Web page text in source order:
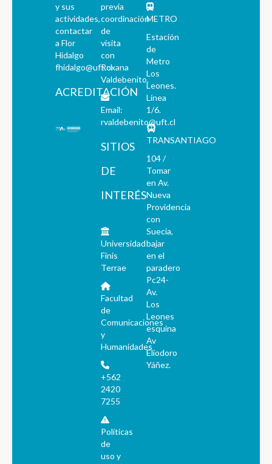
y sus
actividades,
contactar
a Flor
Hidalgo
fhidalgo@uft.cl
ACREDITACIÓN
previa
coordinación
de
visita
con
Roxana
Valdebenito.
Email:
rvaldebenito@uft.cl
SITIOS
DE
INTERÉS
Universidad
Finis
Terrae
Facultad
de
Comunicaciones
y
Humanidades
+562
2420
7255
Políticas
de
uso y
METRO
Estación
de
Metro
Los
Leones.
Línea
1/6.
TRANSANTIAGO
104 /
Tomar
en Av.
Nueva
Providencia
con
Suecia,
bajar
en el
paradero
Pc24-
Av.
Los
Leones
esquina
Av
Eliodoro
Yáñez.